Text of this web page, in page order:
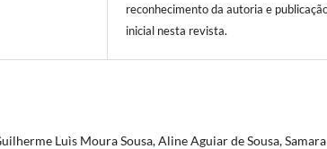
reconhecimento da autoria e
inicial nesta revista.
Luìs Moura Sousa, Aline Aguiar de Sousa, Samara